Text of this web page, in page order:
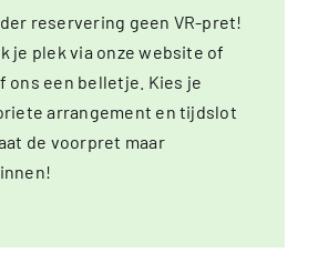
reservering geen VR-pret!
je plek via onze website of
ons een belletje. Kies je
arrangement en tijdslot
de voorpret maar